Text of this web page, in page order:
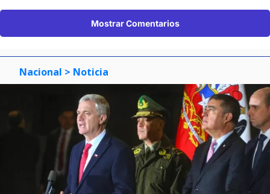
Mostrar Comentarios
Nacional > Noticia